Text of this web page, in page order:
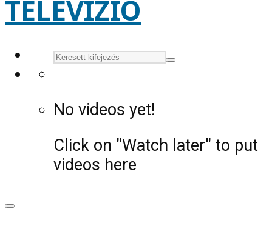
No videos yet!
Click on "Watch later" to put
videos here